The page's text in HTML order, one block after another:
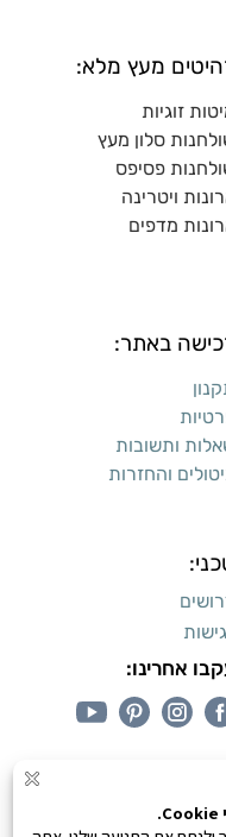
מעץ מלא:
זוגיות
נות סלון מעץ
פסיפס
ויטרינה
מדפים
באתר:
ותשובות
והחזרות
אחרינו: